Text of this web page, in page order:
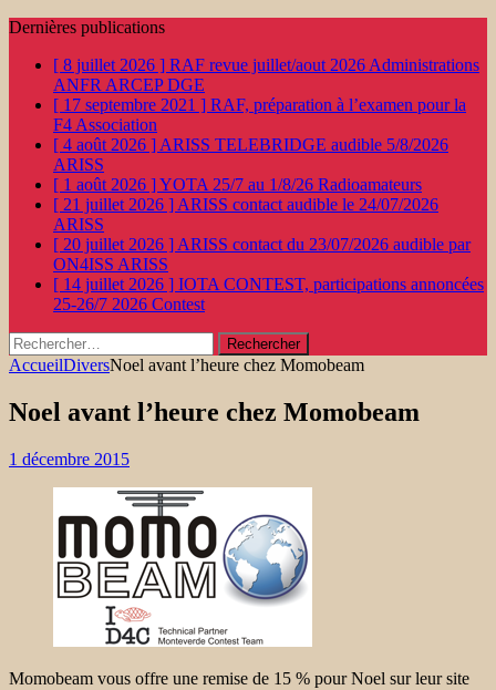
Dernières publications
[ 8 juillet 2026 ] RAF revue juillet/aout 2026 Administrations
ANFR ARCEP DGE
[ 17 septembre 2021 ] RAF, préparation à l’examen pour la
F4 Association
[ 4 août 2026 ] ARISS TELEBRIDGE audible 5/8/2026
ARISS
[ 1 août 2026 ]YOTA 25/7 au 1/8/26 Radioamateurs
[ 21 juillet 2026 ] ARISS contact audible le 24/07/2026
ARISS
[ 20 juillet 2026 ] ARISS contact du 23/07/2026 audible par
ON4ISS ARISS
[ 14 juillet 2026 ] IOTA CONTEST, participations annoncées
25-26/7 2026 Contest
Rechercher :
AccueilDiversNoel avant l’heure chez Momobeam
Noel avant l’heure chez Momobeam
1 décembre 2015
Momobeam vous offre une remise de 15 % pour Noel sur leur site